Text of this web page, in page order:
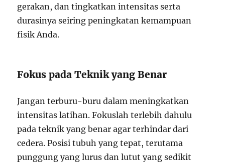
gerakan, dan tingkatkan intensitas serta
durasinya seiring peningkatan kemampuan
fisik Anda.
Fokus pada Teknik yang Benar
Jangan terburu-buru dalam meningkatkan
intensitas latihan. Fokuslah terlebih dahulu
pada teknik yang benar agar terhindar dari
cedera. Posisi tubuh yang tepat, terutama
punggung yang lurus dan lutut yang sedikit